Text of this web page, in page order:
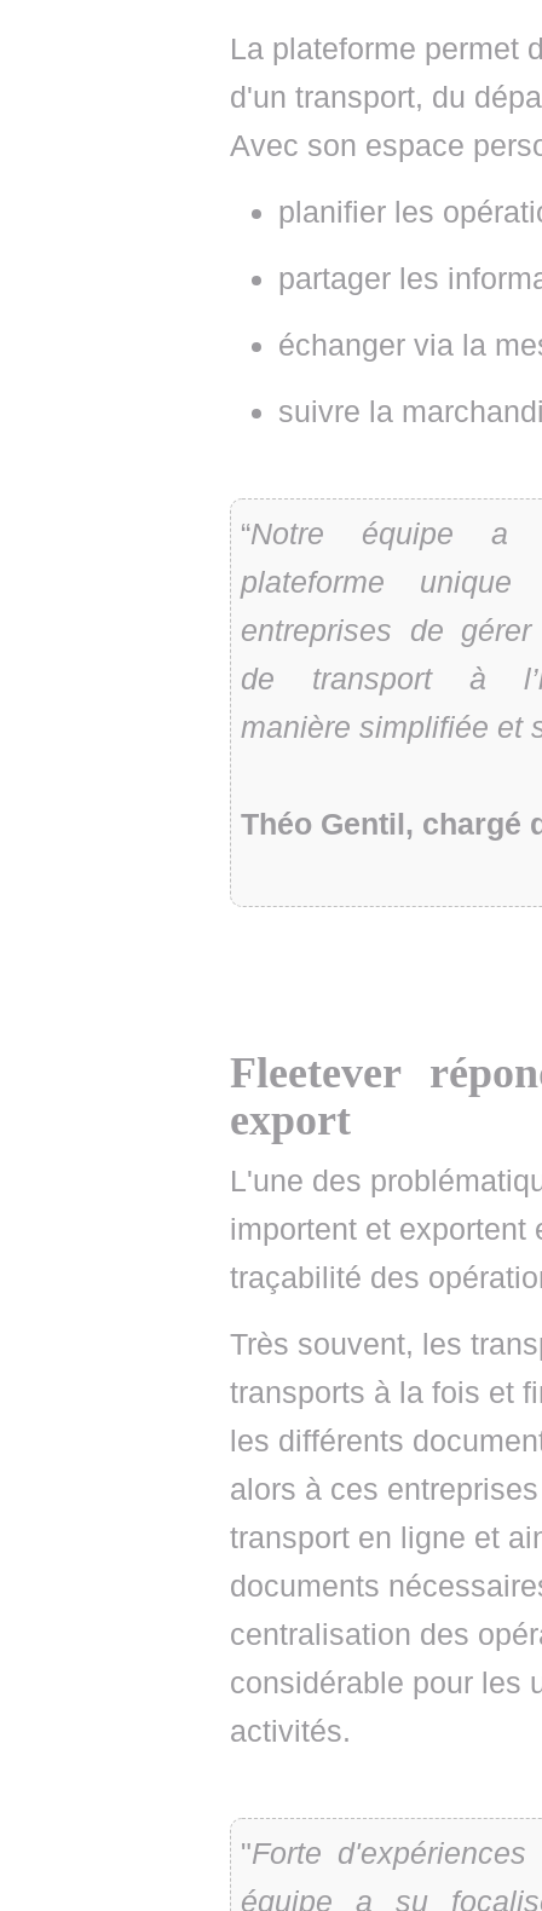
La plateforme permet
d'un transport, du
Avec son espace
planifier les
partager les
échanger via la
suivre la
“Notre équipe a
plateforme unique
entreprises de
de transport à
manière simplifiée et
Théo Gentil, chargé
Fleetever
export
L'une des
importent et exportent
traçabilité des
Très souvent, les
transports à la fois et
les différents
alors à ces
transport en ligne et
documents
centralisation des
considérable pour les
activités.
"Forte
équipe a su